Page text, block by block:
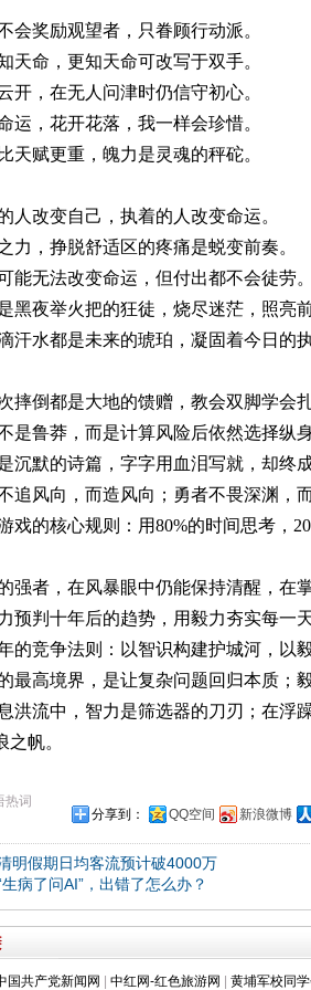
会奖励观望者，只眷顾行动派。
天命，更知天命可改写于双手。
开，在无人问津时仍信守初心。
运，花开花落，我一样会珍惜。
天赋更重，魄力是灵魂的秤砣。
人改变自己，执着的人改变命运。
力，挣脱舒适区的疼痛是蜕变前奏。
能无法改变命运，但付出都不会徒劳。
黑夜举火把的狂徒，烧尽迷茫，照亮前
汗水都是未来的琥珀，凝固着今日的执
摔倒都是大地的馈赠，教会双脚学会扎
是鲁莽，而是计算风险后依然选择纵身
沉默的诗篇，字字用血泪写就，却终成
追风向，而造风向；勇者不畏深渊，而
戏的核心规则：用80%的时间思考，
强者，在风暴眼中仍能保持清醒，在
预判十年后的趋势，用毅力夯实每一
的竞争法则：以智识构建护城河，以
最高境界，是让复杂问题回归本质；
洪流中，智力是筛选器的刀刃；在浮
之帆。
热词
分享到：
QQ空间 新浪微博
明假期日均客流预计破4000万
生病了问AI”，出错了怎么办？
国共产党新闻网 中红网-红色旅游网 黄埔军校同